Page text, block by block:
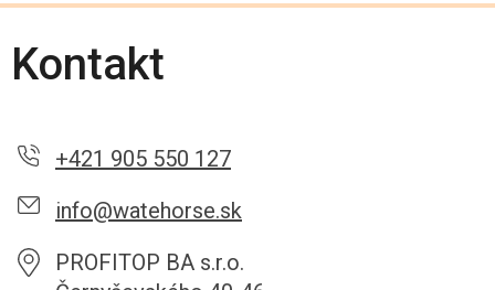
Kontakt
+421 905 550 127
info@watehorse.sk
PROFITOP BA s.r.o.